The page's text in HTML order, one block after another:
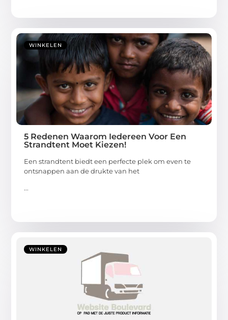
WINKELEN
5 Redenen Waarom Iedereen Voor Een
Strandtent Moet Kiezen!
Een strandtent biedt een perfecte plek om even te
ontsnappen aan de drukte van het
...
WINKELEN